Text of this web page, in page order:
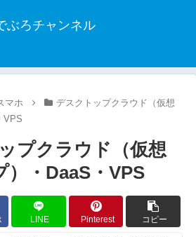
ぶろチャンネル
マホ
デスクトップクラウド（仮想
VPS
プクラウド（仮想
）・DaaS・VPS
LINE Pinterest コピー